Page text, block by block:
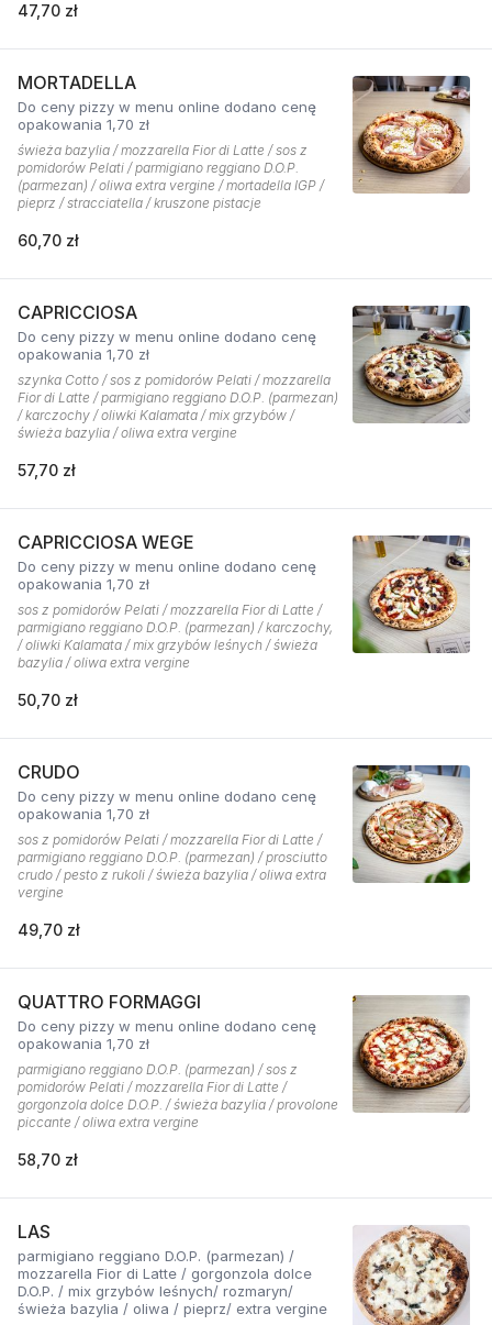
47,70 zł
MORTADELLA
Do ceny pizzy w menu online dodano cenę
opakowania 1,70 zł
świeża bazylia / mozzarella Fior di Latte / sos z
pomidorów Pelati / parmigiano reggiano D.O.P.
(parmezan) / oliwa extra vergine / mortadella IGP /
pieprz / stracciatella / kruszone pistacje
60,70 zł
CAPRICCIOSA
Do ceny pizzy w menu online dodano cenę
opakowania 1,70 zł
szynka Cotto / sos z pomidorów Pelati / mozzarella
Fior di Latte / parmigiano reggiano D.O.P. (parmezan)
/ karczochy / oliwki Kalamata / mix grzybów /
świeża bazylia / oliwa extra vergine
57,70 zł
CAPRICCIOSA WEGE
Do ceny pizzy w menu online dodano cenę
opakowania 1,70 zł
sos z pomidorów Pelati / mozzarella Fior di Latte /
parmigiano reggiano D.O.P. (parmezan) / karczochy,
/ oliwki Kalamata / mix grzybów leśnych / świeża
bazylia / oliwa extra vergine
50,70 zł
CRUDO
Do ceny pizzy w menu online dodano cenę
opakowania 1,70 zł
sos z pomidorów Pelati / mozzarella Fior di Latte /
parmigiano reggiano D.O.P. (parmezan) / prosciutto
crudo / pesto z rukoli / świeża bazylia / oliwa extra
vergine
49,70 zł
QUATTRO FORMAGGI
Do ceny pizzy w menu online dodano cenę
opakowania 1,70 zł
parmigiano reggiano D.O.P. (parmezan) / sos z
pomidorów Pelati / mozzarella Fior di Latte /
gorgonzola dolce D.O.P. / świeża bazylia / provolone
piccante / oliwa extra vergine
58,70 zł
LAS
parmigiano reggiano D.O.P. (parmezan) /
mozzarella Fior di Latte / gorgonzola dolce
D.O.P. / mix grzybów leśnych/ rozmaryn/
świeża bazylia / oliwa / pieprz/ extra vergine